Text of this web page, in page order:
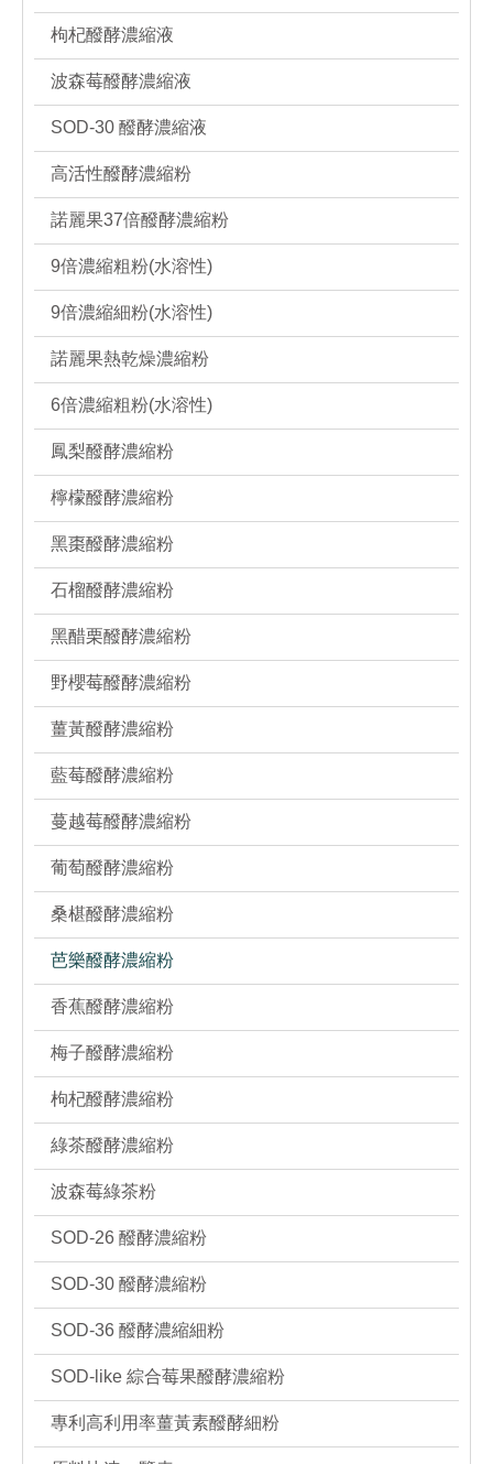
枸杞醱酵濃縮液
波森莓醱酵濃縮液
SOD-30 醱酵濃縮液
高活性醱酵濃縮粉
諾麗果37倍醱酵濃縮粉
9倍濃縮粗粉(水溶性)
9倍濃縮細粉(水溶性)
諾麗果熱乾燥濃縮粉
6倍濃縮粗粉(水溶性)
鳳梨醱酵濃縮粉
檸檬醱酵濃縮粉
黑棗醱酵濃縮粉
石榴醱酵濃縮粉
黑醋栗醱酵濃縮粉
野櫻莓醱酵濃縮粉
薑黃醱酵濃縮粉
藍莓醱酵濃縮粉
蔓越莓醱酵濃縮粉
葡萄醱酵濃縮粉
桑椹醱酵濃縮粉
芭樂醱酵濃縮粉
香蕉醱酵濃縮粉
梅子醱酵濃縮粉
枸杞醱酵濃縮粉
綠茶醱酵濃縮粉
波森莓綠茶粉
SOD-26 醱酵濃縮粉
SOD-30 醱酵濃縮粉
SOD-36 醱酵濃縮細粉
SOD-like 綜合莓果醱酵濃縮粉
專利高利用率薑黃素醱酵細粉